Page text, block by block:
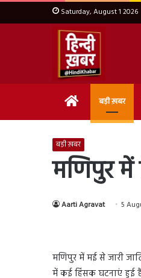
Saturday, August 1 2026
Home बड़ी ख़बर
बड़ी ख़बर
मणिपुर
Aarti Agravat 5
मणिपुर में मई से जारी
में कई हिंसक घटनाएं हुई